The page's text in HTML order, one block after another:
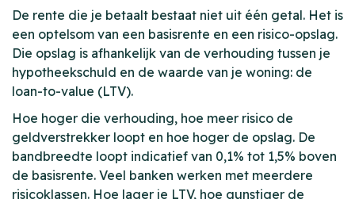
De rente die je betaalt bestaat niet uit één getal. Het is
een optelsom van een basisrente en een risico-opslag.
Die opslag is afhankelijk van de verhouding tussen je
hypotheekschuld en de waarde van je woning: de
loan-to-value (LTV).
Hoe hoger die verhouding, hoe meer risico de
geldverstrekker loopt en hoe hoger de opslag. De
bandbreedte loopt indicatief van 0,1% tot 1,5% boven
de basisrente. Veel banken werken met meerdere
risicoklassen. Hoe lager je LTV, hoe gunstiger de